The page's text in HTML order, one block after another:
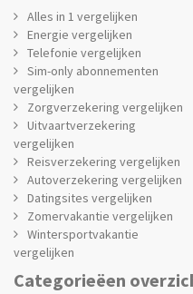
Alles in 1 vergelijken
Energie vergelijken
Telefonie vergelijken
Sim-only abonnementen
vergelijken
Zorgverzekering vergelijken
Uitvaartverzekering
vergelijken
Reisverzekering vergelijken
Autoverzekering vergelijken
Datingsites vergelijken
Zomervakantie vergelijken
Wintersportvakantie
vergelijken
Categorieëen